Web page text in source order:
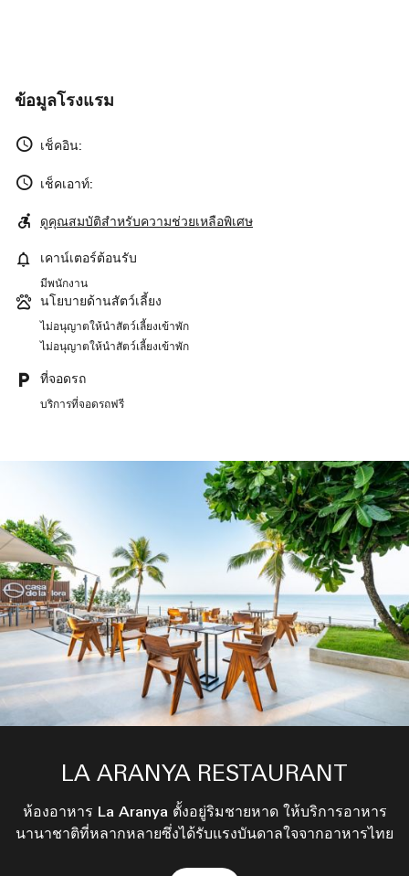
ข้อมูลโรงแรม
เช็คอิน:
เช็คเอาท์:
ดูคุณสมบัติสำหรับความช่วยเหลือพิเศษ
เคาน์เตอร์ต้อนรับ
มีพนักงาน
นโยบายด้านสัตว์เลี้ยง
ไม่อนุญาตให้นำสัตว์เลี้ยงเข้าพัก
ไม่อนุญาตให้นำสัตว์เลี้ยงเข้าพัก
ที่จอดรถ
บริการที่จอดรถฟรี
LA ARANYA RESTAURANT
ห้องอาหาร La Aranya ตั้งอยู่ริมชายหาด ให้บริการอาหาร
นานาชาติที่หลากหลายซึ่งได้รับแรงบันดาลใจจากอาหารไทย